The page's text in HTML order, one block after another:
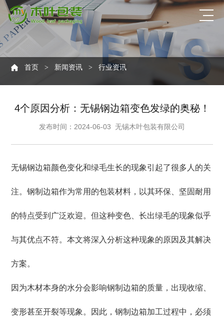
首页 > 新闻资讯 > 行业资讯
4个原因分析：无锡钢边箱变色发绿的奥秘！
发布时间：2024-06-03 无锡木叶包装有限公司
无锡钢边箱颜色变化和绿毛生长的现象引起了很多人的关
注。钢制边箱作为常用的包装材料，以其环保、坚固耐用
的特点受到广泛欢迎。但这种变色、长出绿毛的现象似乎
与其优点不符。本文将深入分析这种现象的原因及其解决
方案。
因为木材本身的水分会影响钢制边箱的质量，出现收缩、
变形甚至开裂等现象。因此，钢制边箱加工过程中，必须